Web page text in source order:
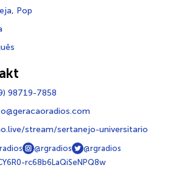
, Pop
98719-7858
stream/sertanejo-universitario
@rgradios
@rgradios
rc68b6LaQiSeNPQ8w